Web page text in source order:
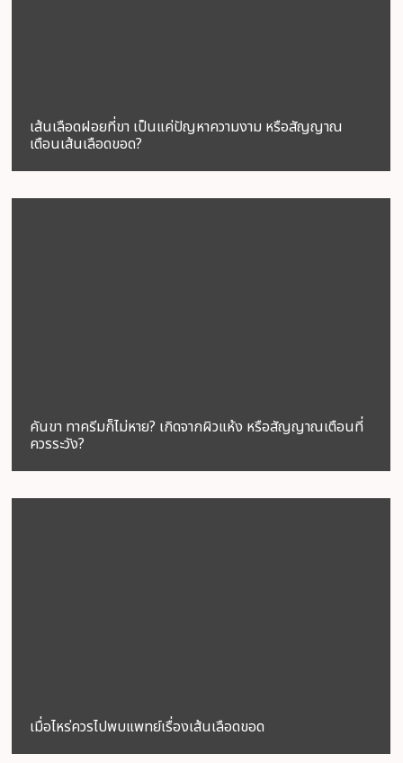
เส้นเลือดฝอยที่ขา เป็นแค่ปัญหาความงาม หรือสัญญาณ
เตือนเส้นเลือดขอด?
คันขา ทาครีมก็ไม่หาย? เกิดจากผิวแห้ง หรือสัญญาณเตือนที่
ควรระวัง?
เมื่อไหร่ควรไปพบแพทย์เรื่องเส้นเลือดขอด